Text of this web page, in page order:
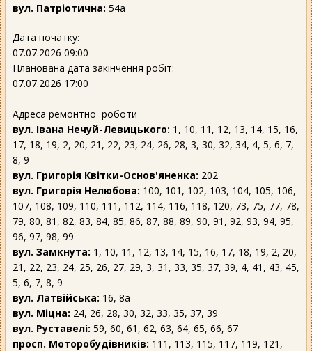
вул. Патріотична: 54а
Дата початку:
07.07.2026 09:00
Планована дата закінчення робіт:
07.07.2026 17:00
Адреса ремонтної роботи
вул. Івана Нечуй-Левицького: 1, 10, 11, 12, 13, 14, 15, 16,
17, 18, 19, 2, 20, 21, 22, 23, 24, 26, 28, 3, 30, 32, 34, 4, 5, 6, 7,
8, 9
вул. Григорія Квітки-Основ'яненка: 202
вул. Григорія Нелюбова: 100, 101, 102, 103, 104, 105, 106,
107, 108, 109, 110, 111, 112, 114, 116, 118, 120, 73, 75, 77, 78,
79, 80, 81, 82, 83, 84, 85, 86, 87, 88, 89, 90, 91, 92, 93, 94, 95,
96, 97, 98, 99
вул. Замкнута: 1, 10, 11, 12, 13, 14, 15, 16, 17, 18, 19, 2, 20,
21, 22, 23, 24, 25, 26, 27, 29, 3, 31, 33, 35, 37, 39, 4, 41, 43, 45,
5, 6, 7, 8, 9
вул. Латвійська: 16, 8а
вул. Міцна: 24, 26, 28, 30, 32, 33, 35, 37, 39
вул. Руставелі: 59, 60, 61, 62, 63, 64, 65, 66, 67
просп. Моторобудівників: 111, 113, 115, 117, 119, 121,